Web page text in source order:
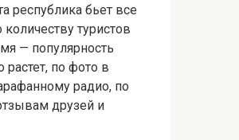
республика бьет все
туристов
— популярность
растет, по фото в
радио, по
друзей и